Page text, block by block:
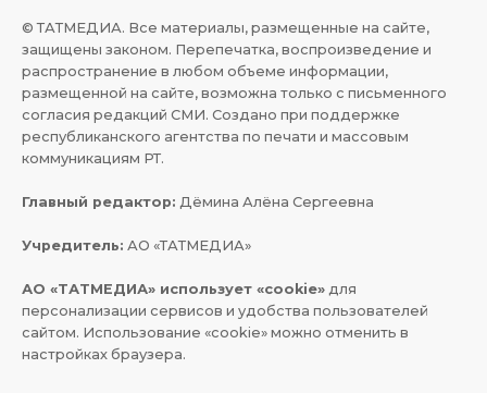
© ТАТМЕДИА. Все материалы, размещенные на сайте,
защищены законом. Перепечатка, воспроизведение и
распространение в любом объеме информации,
размещенной на сайте, возможна только с письменного
согласия редакций СМИ. Создано при поддержке
республиканского агентства по печати и массовым
коммуникациям РТ.
Главный редактор: Дёмина Алёна Сергеевна
Учредитель: АО «ТАТМЕДИА»
АО «ТАТМЕДИА» использует «cookie» для
персонализации сервисов и удобства пользователей
сайтом. Использование «cookie» можно отменить в
настройках браузера.